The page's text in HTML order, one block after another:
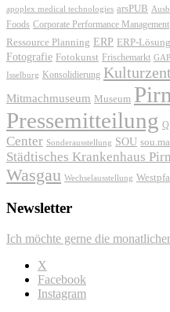
apoplex medical technologies arsPUB
Foods Corporate Performance Management
Ressource Planning ERP ERP-Lösung
Fotografie Fotokunst Frischemarkt
Isselburg Konsolidierung
Mitmachmuseum Museum
Pressemitteilung
Center Sonderausstellung SOU
Städtisches Krankenhaus
Wasgau Wechselausstellung
Newsletter
Ich möchte gerne die
X
Facebook
Instagram